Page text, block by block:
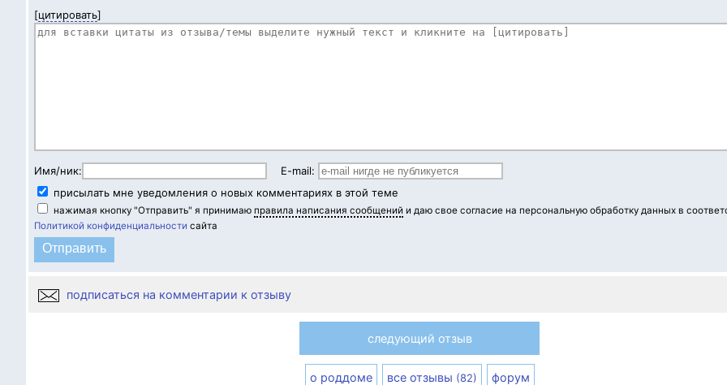
[цитировать]
Имя/ник:
E-mail:
присылать мне уведомления о новых комментариях в этой теме
нажимая кнопку "Отправить" я принимаю правила написания сообщений и даю свое согласие на персональную обработку данных в
Политикой конфиденциальности сайта
подписаться на комментарии к отзыву
следующий отзыв
о роддоме все отзывы (82) форум